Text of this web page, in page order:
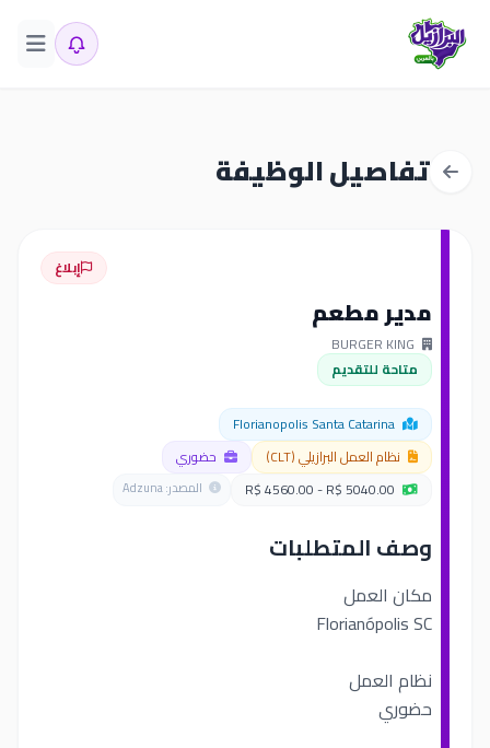
تفاصيل الوظيفة
إبلاغ
مدير مطعم
متاحة للتقديم
نظام العمل البرازيلي (CLT)
حضوري
المصدر: Adzuna
وصف المتطلبات
مكان العمل
Florianópolis SC
نظام العمل
حضوري